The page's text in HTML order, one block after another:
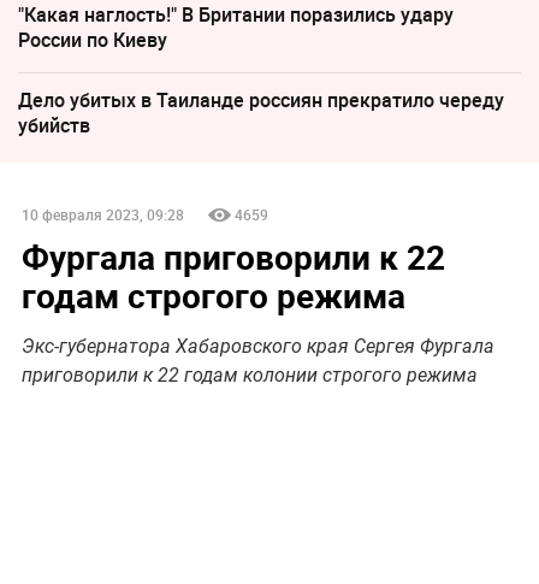
"Какая наглость!" В Британии поразились удару
России по Киеву
Дело убитых в Таиланде россиян прекратило череду
убийств
10 февраля 2023, 09:28 4659
Фургала приговорили к 22
годам строгого режима
Экс-губернатора Хабаровского края Сергея Фургала
приговорили к 22 годам колонии строгого режима